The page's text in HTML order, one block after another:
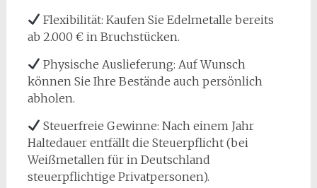
Flexibilität: Kaufen Sie Edelmetalle bereits
ab 2.000 € in Bruchstücken.
Physische Auslieferung: Auf Wunsch
können Sie Ihre Bestände auch persönlich
abholen.
Steuerfreie Gewinne: Nach einem Jahr
Haltedauer entfällt die Steuerpflicht (bei
Weißmetallen für in Deutschland
steuerpflichtige Privatpersonen).